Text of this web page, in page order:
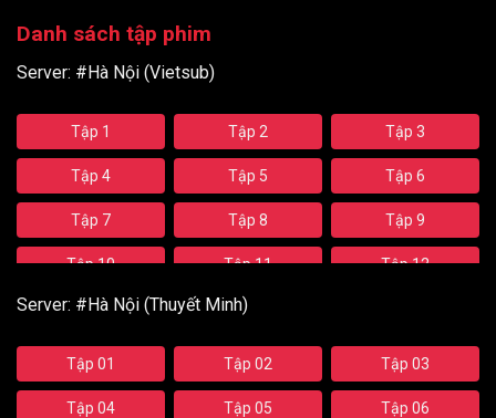
Danh sách tập phim
Server: #Hà Nội (Vietsub)
Tập 1 Tập 2 Tập 3
Tập 4 Tập 5 Tập 6
Tập 7 Tập 8 Tập 9
Tập 10 Tập 11 Tập 12
Tập 13 Tập 14
Tập 16 Tập 17 Tập 18
Tập 19 Tập 20 Tập 21
Server: #Hà Nội (Thuyết Minh)
Tập 01 Tập 02 Tập 03
Tập 04 Tập 05 Tập 06